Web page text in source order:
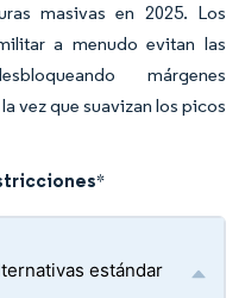
masivas en 2025. Los
a menudo evitan las
márgenes
vez que suavizan los picos
*
estándar